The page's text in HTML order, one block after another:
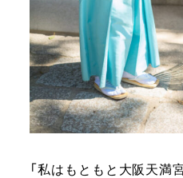
「私はもともと大阪天満